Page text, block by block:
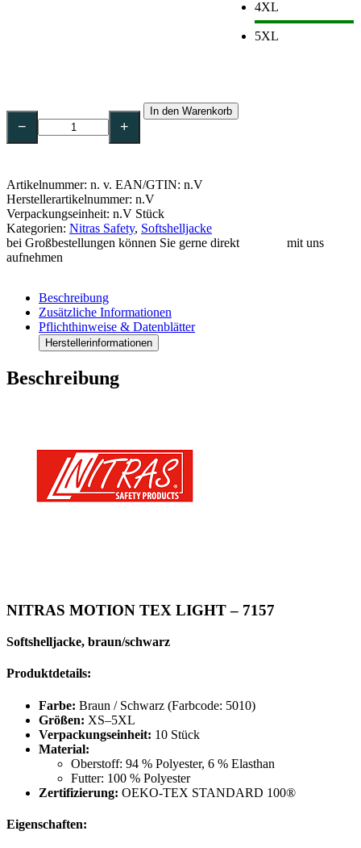
4XL
5XL
NITRAS
MOTION
7157
Menge
− +
In den Warenkorb
Artikelnummer: n. v. EAN/GTIN: n.V
Herstellerartikelnummer: n.V
Verpackungseinheit: n.V Stück
Kategorien: Nitras Safety, Softshelljacke
bei Großbestellungen können Sie gerne direkt
mit uns
aufnehmen
Beschreibung
Zusätzliche Informationen
Pflichthinweise & Datenblätter
Herstellerinformationen
Beschreibung
NITRAS MOTION TEX LIGHT – 7157
Softshelljacke, braun/schwarz
Produktdetails:
Farbe: Braun / Schwarz (Farbcode: 5010)
Größen: XS–5XL
Verpackungseinheit: 10 Stück
Material:
Oberstoff: 94 % Polyester, 6 % Elasthan
Futter: 100 % Polyester
Zertifizierung: OEKO-TEX STANDARD 100®
Eigenschaften: